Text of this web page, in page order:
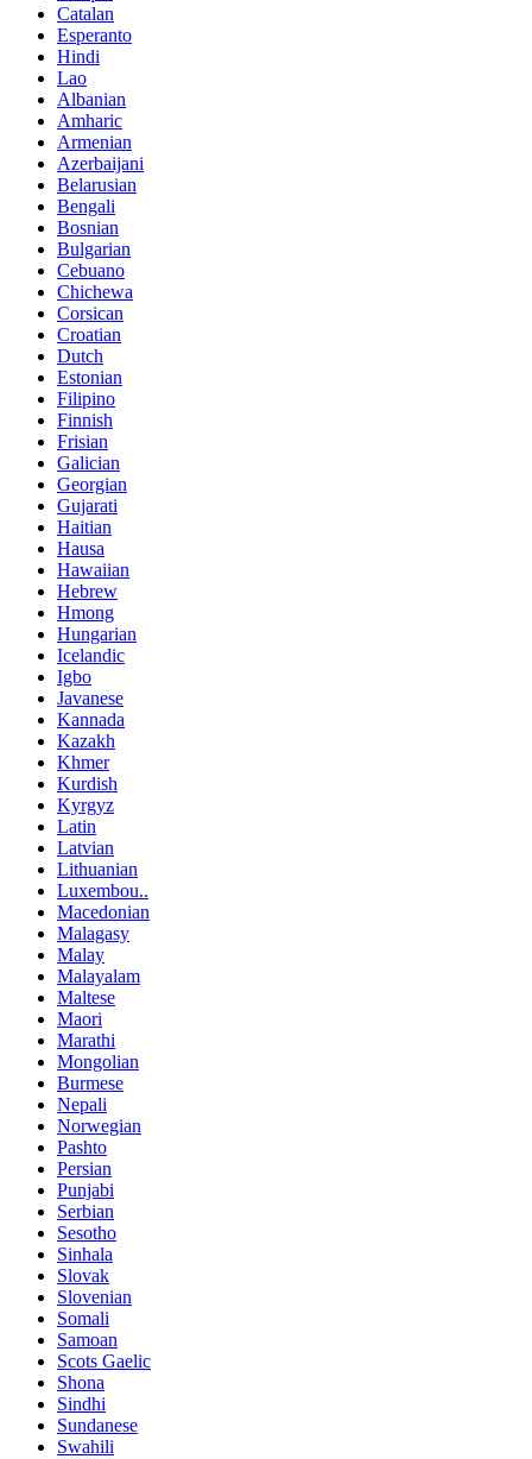
Catalan
Esperanto
Hindi
Lao
Albanian
Amharic
Armenian
Azerbaijani
Belarusian
Bengali
Bosnian
Bulgarian
Cebuano
Chichewa
Corsican
Croatian
Dutch
Estonian
Filipino
Finnish
Frisian
Galician
Georgian
Gujarati
Haitian
Hausa
Hawaiian
Hebrew
Hmong
Hungarian
Icelandic
Igbo
Javanese
Kannada
Kazakh
Khmer
Kurdish
Kyrgyz
Latin
Latvian
Lithuanian
Luxembou..
Macedonian
Malagasy
Malay
Malayalam
Maltese
Maori
Marathi
Mongolian
Burmese
Nepali
Norwegian
Pashto
Persian
Punjabi
Serbian
Sesotho
Sinhala
Slovak
Slovenian
Somali
Samoan
Scots Gaelic
Shona
Sindhi
Sundanese
Swahili